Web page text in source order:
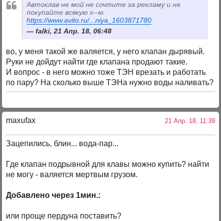
Автоклав не мой не сочтите за рекламу и не
покупайте всякую х--ю.
https://www.avito.ru/...niya_1603871780
falki, 21 Апр. 18, 06:48
во, у меня такой же валяется, у него клапан дырявый.
Руки не дойдут найти где клапана продают такие.
И вопрос - в него можно тоже ТЭН врезать и работать
по пару? На сколько выше ТЭНа нужно воды наливать?
maxufax 21 Апр. 18, 11:39
Зацепились, блин... вода-пар...
Где клапан подрывной для клавы можно купить? найти
не могу - валяется мертвым грузом.
Добавлено через 1мин.:
или проще пердуна поставить?